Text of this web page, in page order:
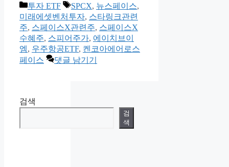
카
테
고
리
투자 ETF
태
그
SPCX, 뉴스페이스,
미래에셋벤처투자, 스타링크관련
주, 스페이스X관련주, 스페이스X
수혜주, 스피어주가, 에이치브이
엠, 우주항공ETF, 켄코아에어로스
페이스
댓글 남기기
검색
검
색